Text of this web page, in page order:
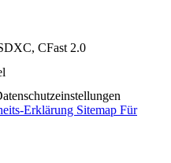
CFast 2.0
Erklärung Sitemap Für